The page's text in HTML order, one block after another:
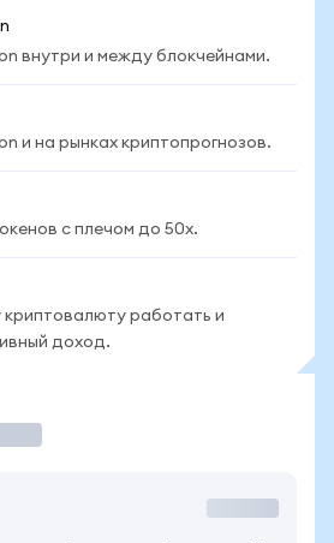
внутри и между блокчейнами.
и на рынках криптопрогнозов.
с плечом до 50x.
работать и
доход.